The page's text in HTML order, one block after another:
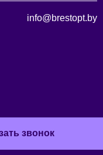
info@brestopt.by
звонок